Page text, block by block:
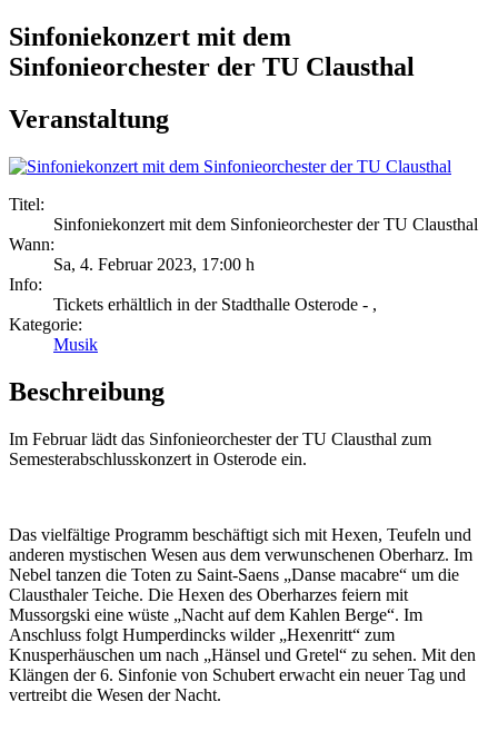
Sinfoniekonzert mit dem
Sinfonieorchester der TU Clausthal
Veranstaltung
Titel:
Sinfoniekonzert mit dem Sinfonieorchester der TU Clausthal
Wann:
Sa, 4. Februar 2023, 17:00 h
Info:
Tickets erhältlich in der Stadthalle Osterode - ,
Kategorie:
Musik
Beschreibung
Im Februar lädt das Sinfonieorchester der TU Clausthal zum
Semesterabschlusskonzert in Osterode ein.
Das vielfältige Programm beschäftigt sich mit Hexen, Teufeln und
anderen mystischen Wesen aus dem verwunschenen Oberharz. Im
Nebel tanzen die Toten zu Saint-Saens „Danse macabre“ um die
Clausthaler Teiche. Die Hexen des Oberharzes feiern mit
Mussorgski eine wüste „Nacht auf dem Kahlen Berge“. Im
Anschluss folgt Humperdincks wilder „Hexenritt“ zum
Knusperhäuschen um nach „Hänsel und Gretel“ zu sehen. Mit den
Klängen der 6. Sinfonie von Schubert erwacht ein neuer Tag und
vertreibt die Wesen der Nacht.